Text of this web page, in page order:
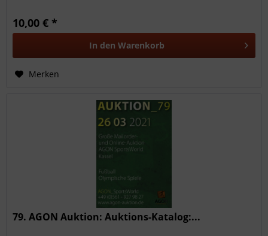
10,00 € *
In den Warenkorb
Merken
79. AGON Auktion: Auktions-Katalog:...